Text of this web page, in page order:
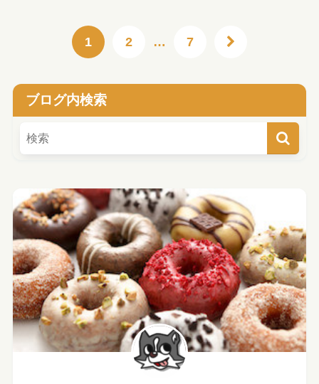
1 2 … 7
ブログ内検索